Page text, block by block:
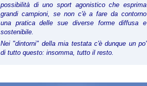
possibilità di uno sport agonistico che esprima
grandi campioni, se non c'è a fare da contorno
una pratica delle sue diverse forme diffusa e
sostenibile.
Nei "dintorni" della mia testata c'è dunque un po'
di tutto questo: insomma, tutto il resto.